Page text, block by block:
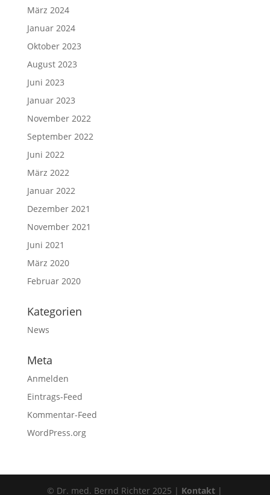
März 2024
Januar 2024
Oktober 2023
August 2023
Juni 2023
Januar 2023
November 2022
September 2022
Juni 2022
März 2022
Januar 2022
Dezember 2021
November 2021
Juni 2021
März 2020
Februar 2020
Kategorien
News
Meta
Anmelden
Eintrags-Feed
Kommentar-Feed
WordPress.org
© Dr. med. Bernd Richter 2025 | Kontakt |